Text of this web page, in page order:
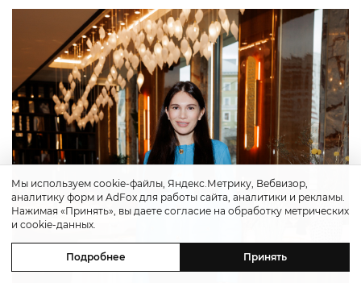
Мы используем cookie-файлы, Яндекс.Метрику, Вебвизор,
аналитику форм и AdFox для работы сайта, аналитики и рекламы.
Нажимая «Принять», вы даете согласие на обработку метрических
и cookie-данных.
Подробнее Принять